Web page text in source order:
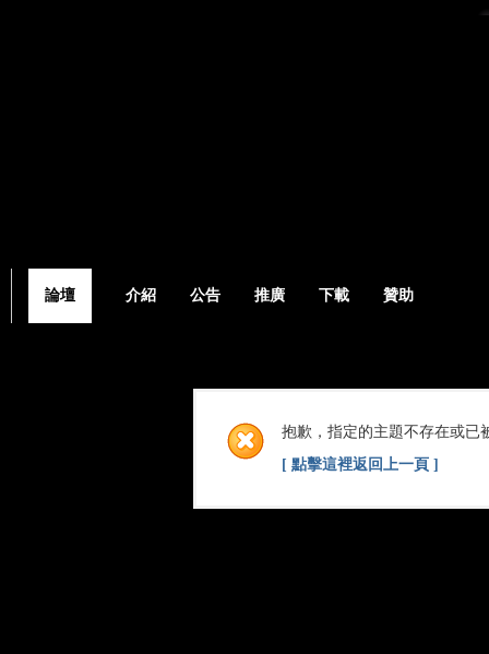
論壇 介紹 公告 推廣 下載 贊助
抱歉，指定的主題不存在或已
[ 點擊這裡返回上一頁 ]